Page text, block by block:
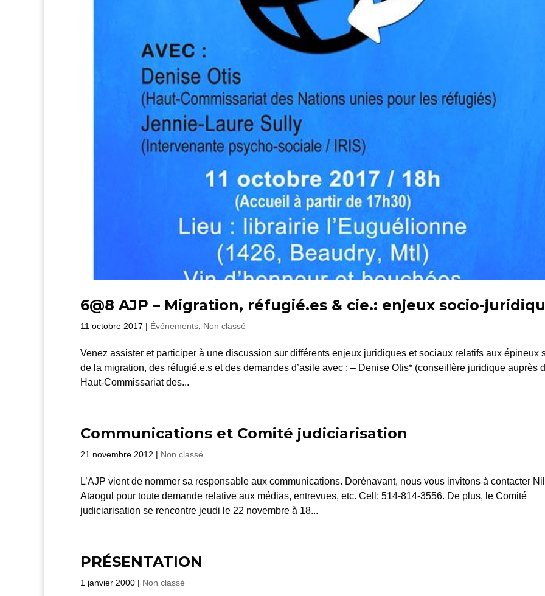
6@8 AJP – Migration, réfugié.es & cie.: enjeux socio-
11 octobre 2017 | Événements Non classé
Venez assister et participer à une discussion sur différents enjeux juridiques et sociaux relatifs aux épineux
de la migration, des réfugié.e.s et des demandes d’asile avec : – Denise Otis* (conseillère juridique auprès
Haut-Commissariat des...
Communications et Comité judiciarisation
21 novembre 2012 | Non classé
L’AJP vient de nommer sa responsable aux communications. Dorénavant, nous vous invitons à contacter Nil
Ataogul pour toute demande relative aux médias, entrevues, etc. Cell: 514-814-3556. De plus, le Comité
judiciarisation se rencontre jeudi le 22 novembre à 18...
PRÉSENTATION
1 janvier 2000 | Non classé